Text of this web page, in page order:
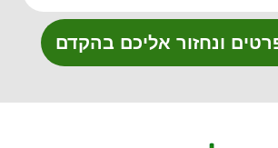
ונחזור אליכם בהקדם